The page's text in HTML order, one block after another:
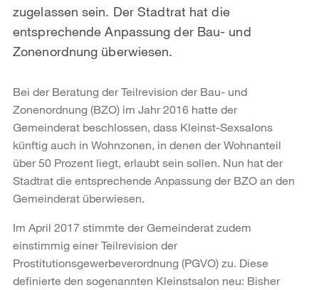
zugelassen sein. Der Stadtrat hat die
entsprechende Anpassung der Bau- und
Zonenordnung überwiesen.
Bei der Beratung der Teilrevision der Bau- und
Zonenordnung (BZO) im Jahr 2016 hatte der
Gemeinderat beschlossen, dass Kleinst-Sexsalons
künftig auch in Wohnzonen, in denen der Wohnanteil
über 50 Prozent liegt, erlaubt sein sollen. Nun hat der
Stadtrat die entsprechende Anpassung der BZO an den
Gemeinderat überwiesen.
Im April 2017 stimmte der Gemeinderat zudem
einstimmig einer Teilrevision der
Prostitutionsgewerbeverordnung (PGVO) zu. Diese
definierte den sogenannten Kleinstsalon neu: Bisher